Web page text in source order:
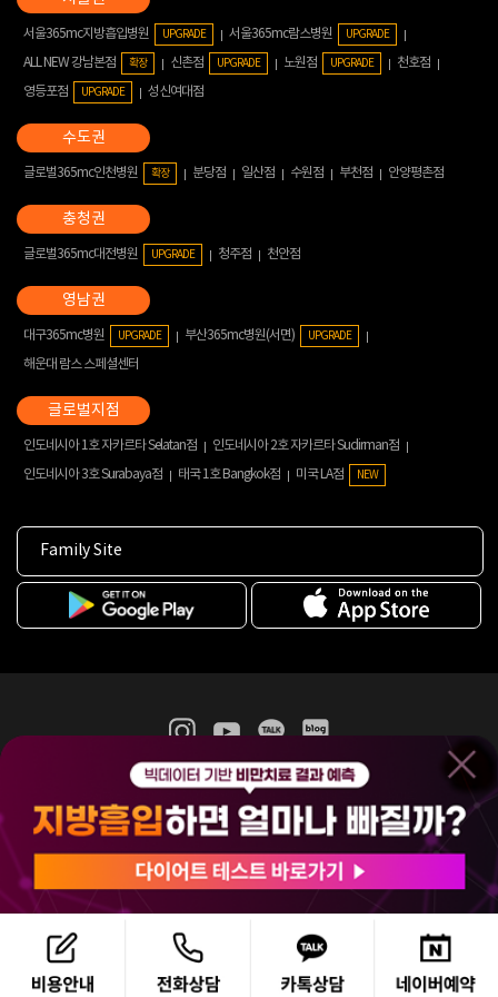
서울365mc지방흡입병원 UPGRADE 서울365mc람스병원 UPGRADE
ALL NEW 강남본점 확장 신촌점 UPGRADE 노원점 UPGRADE
천호점
영등포점
UPGRADE 성신여대점
글로벌365mc인천병원 확장 분당점 일산점 수원점 부천점 안양평촌점
글로벌365mc대전병원 UPGRADE 청주점 천안점
대구365mc병원 UPGRADE 부산365mc병원(서면) UPGRADE
해운대 람스 스페셜센터
인도네시아 1호 자카르타 Selatan점
인도네시아 2호 자카르타 Sudirman점
인도네시아 3호 Surabaya점
태국 1호 Bangkok점 미국 LA점 NEW
Family Site
365mc 병·의원 이용약관
홈페이지 이용약관
비급여진료수가
(주)365mcㅣ서울특별시 서초구 서초대로52길 7, 3~4층(서초동, 제일빌딩)
120-87-04354ㅣ김남철
COPYRIGHT(C) 2025 365mc. ALL RIGHTS RESERVED.